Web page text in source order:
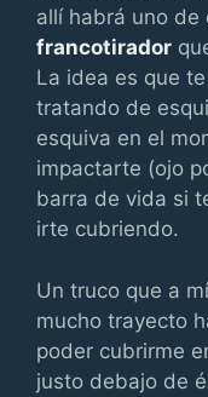
allí habrá uno de
francotirador
La idea es que
tratando de
esquiva en el
impactarte (ojo
barra de vida si
irte cubriendo.
Un truco que a
mucho trayecto
poder cubrirme
justo debajo de